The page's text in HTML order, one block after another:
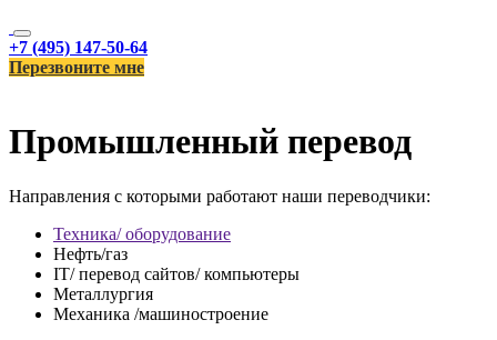
+7 (495) 147-50-64
Перезвоните мне
Промышленный перевод
Направления с которыми работают наши переводчики:
Техника/ оборудование
Нефть/газ
IT/ перевод сайтов/ компьютеры
Металлургия
Механика /машиностроение